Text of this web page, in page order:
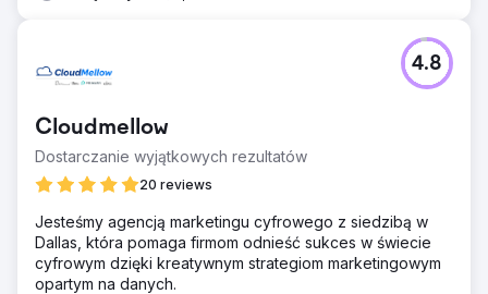
Cloudmellow
Dostarczanie wyjątkowych rezultatów
20 reviews
4.8
Jesteśmy agencją marketingu cyfrowego z siedzibą w
Dallas, która pomaga firmom odnieść sukces w świecie
cyfrowym dzięki kreatywnym strategiom marketingowym
opartym na danych.